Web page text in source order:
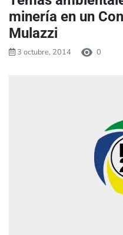
minería en un
Mulazzi
3 octubre, 2014 0